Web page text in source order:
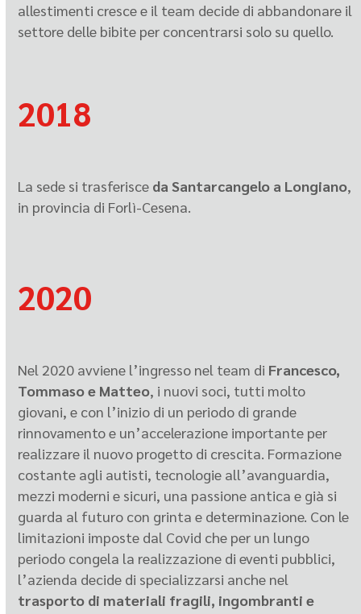
allestimenti cresce e il team decide di abbandonare il
settore delle bibite per concentrarsi solo su quello.
2018
La sede si trasferisce da Santarcangelo a Longiano,
in provincia di Forlì-Cesena.
2020
Nel 2020 avviene l’ingresso nel team di Francesco,
Tommaso e Matteo, i nuovi soci, tutti molto
giovani, e con l’inizio di un periodo di grande
rinnovamento e un’accelerazione importante per
realizzare il nuovo progetto di crescita. Formazione
costante agli autisti, tecnologie all’avanguardia,
mezzi moderni e sicuri, una passione antica e già si
guarda al futuro con grinta e determinazione. Con le
limitazioni imposte dal Covid che per un lungo
periodo congela la realizzazione di eventi pubblici,
l’azienda decide di specializzarsi anche nel
trasporto di materiali fragili, ingombranti e